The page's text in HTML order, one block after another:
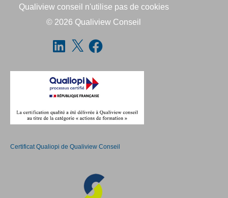
Qualiview conseil n'utilise pas de cookies
© 2026 Qualiview Conseil
Certificat Qualiopi de Qualiview Conseil